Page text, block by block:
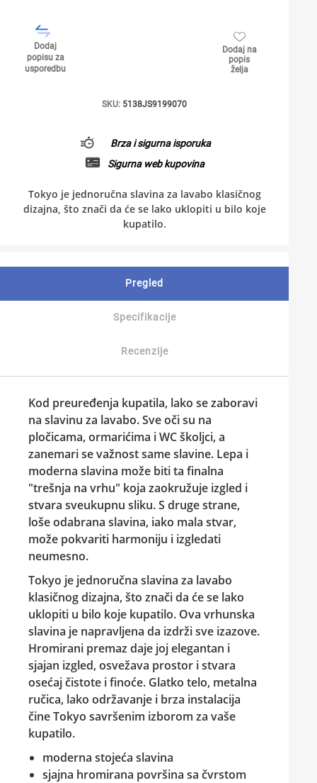
Dodaj
popisu za
usporedbu
Dodaj na
popis
želja
SKU: 5138JS9199070
Brza i sigurna isporuka
Sigurna web kupovina
Tokyo je jednoručna slavina za lavabo klasičnog
dizajna, što znači da će se lako uklopiti u bilo koje
kupatilo.
Pregled
Specifikacije
Recenzije
Kod preuređenja kupatila, lako se zaboravi
na slavinu za lavabo. Sve oči su na
pločicama, ormarićima i WC školjci, a
zanemari se važnost sameslavine. Lepa i
moderna slavina može biti ta finalna
"trešnja na vrhu" koja zaokružuje izgled i
stvara sveukupnu sliku. S druge strane,
loše odabrana slavina, iako mala stvar,
može pokvariti harmoniju i izgledati
neumesno.
Tokyo je jednoručna slavina za lavabo
klasičnog dizajna, što znači da će se lako
uklopiti u bilo koje kupatilo. Ova vrhunska
slavina je napravljena da izdrži sve izazove.
Hromirani premaz daje joj elegantan i
sjajan izgled, osvežava prostor i stvara
osećaj čistote i finoće. Glatko telo, metalna
ručica, lako održavanje i brza instalacija
čineTokyo savršenim izborom za vaše
kupatilo.
moderna stojeća slavina
sjajna hromirana površina sa čvrstom